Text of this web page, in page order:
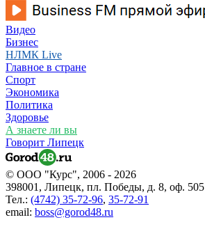
Видео
Бизнес
НЛМК Live
Главное в стране
Спорт
Экономика
Политика
Здоровье
А знаете ли вы
Говорит Липецк
© ООО "Курс", 2006 - 2026
398001, Липецк, пл. Победы, д. 8, оф. 505
Тел.: (4742) 35-72-96, 35-72-91
email: boss@gorod48.ru